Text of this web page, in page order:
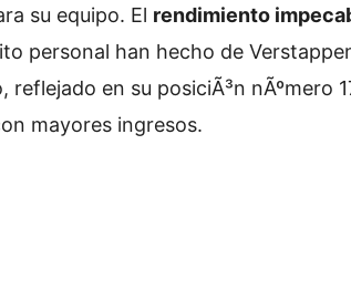
su equipo. El rendimiento
personal han hecho de
reflejado en su posiciÃ³n nÃºmero
mayores ingresos.